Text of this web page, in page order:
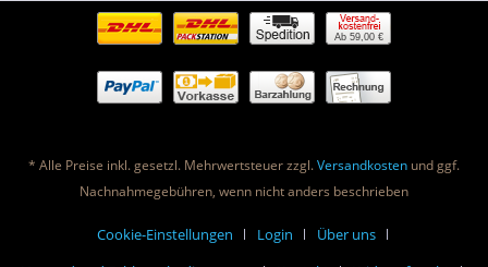
Ab 59,00 €
* Alle Preise inkl. gesetzl. Mehrwertsteuer zzgl.Versandkosten und ggf.
Nachnahmegebühren, wenn nicht anders beschrieben
Cookie-Einstellungen Login
Über uns